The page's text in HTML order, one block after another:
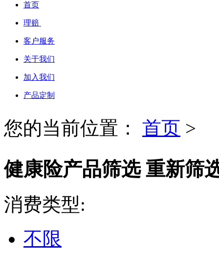
首页
理赔
客户服务
关于我们
加入我们
产品定制
您的当前位置： 首页 >
健康险产品筛选 重新筛
消费类型:
不限